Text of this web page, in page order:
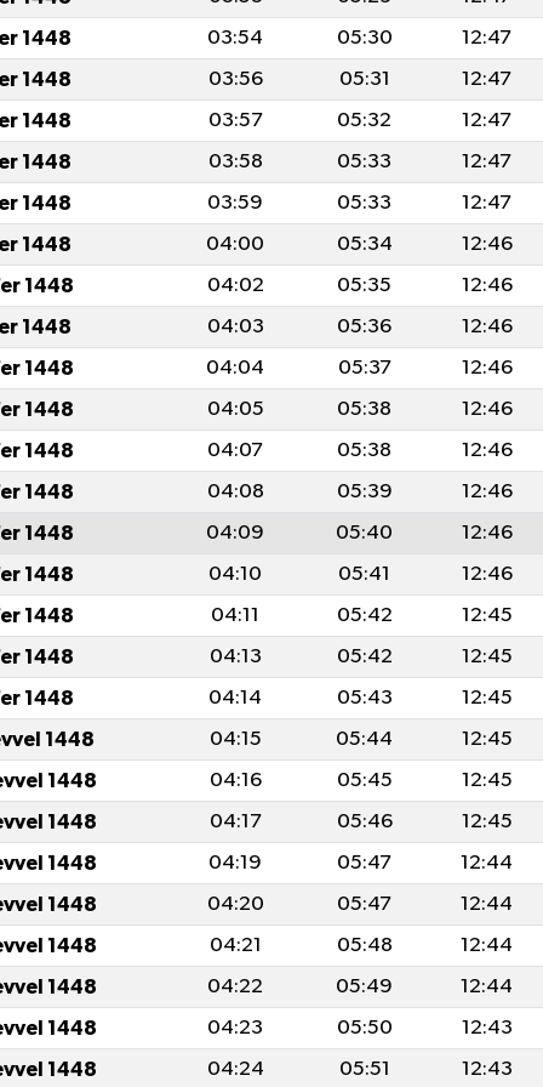
1448
03:54 05:30
12:47
1448
03:56 05:31
12:47
1448
03:57 05:32
12:47
1448
03:58 05:33
12:47
1448
03:59 05:33
12:47
1448
04:00 05:34
12:46
1448
04:02 05:35
12:46
1448
04:03 05:36
12:46
1448
04:04 05:37
12:46
1448
04:05 05:38
12:46
1448
04:07 05:38
12:46
1448
04:08 05:39
12:46
1448
04:09 05:40
12:46
1448
04:10 05:41
12:46
1448
04:11 05:42
12:45
1448
04:13 05:42
12:45
1448
04:14 05:43
12:45
1448
04:15 05:44
12:45
1448
04:16 05:45
12:45
1448
04:17 05:46
12:45
1448
04:19 05:47
12:44
1448
04:20 05:47
12:44
1448
04:21 05:48
12:44
1448
04:22 05:49
12:44
1448
04:23 05:50
12:43
1448
04:24 05:51 12:43